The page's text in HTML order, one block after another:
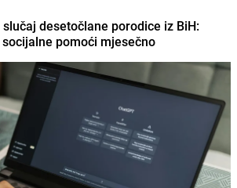
desetočlane porodice iz BiH:
pomoći mjesečno